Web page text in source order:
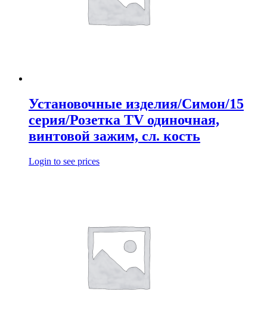
Установочные изделия/Симон/15
серия/Розетка TV одиночная,
винтовой зажим, сл. кость
Login to see prices